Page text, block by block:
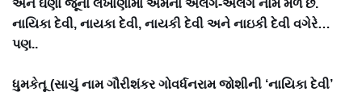
અને ઘણાં જૂના લખાણોમાં એમના અલગ-અલગ નામ મળે છે.
નાયિકા દેવી, નાયકા દેવી, નાયકી દેવી અને નાઇકી દેવી વગેરે…
પણ..
ધુમકેતૂ (સાચું નામ ગૌરીશંકર ગોવર્ધનરામ જોશીની ‘નાયિકા દેવી’